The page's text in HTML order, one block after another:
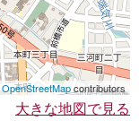
OpenStreetMapcontributors
大きな地図で見る